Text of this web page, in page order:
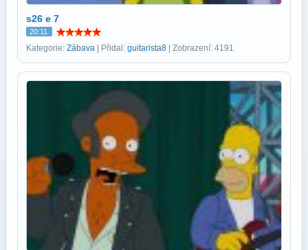
s26 e 7
20:11
Kategorie: Zábava | Přidal: guitarista8 | Zobrazení: 4191